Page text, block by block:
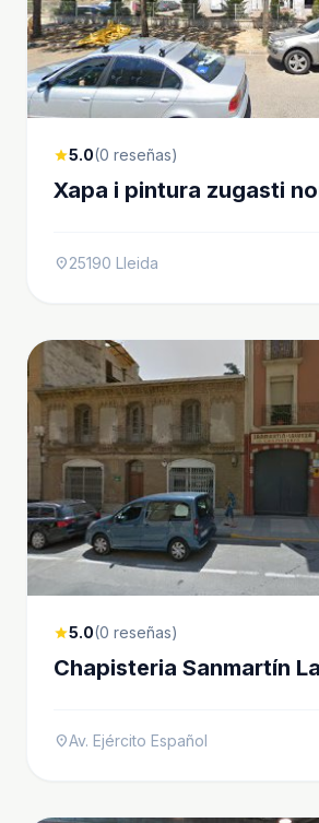
star5.0(0 reseñas)
Xapa i pintura zugasti
location_on25190 Lleida
star5.0(0 reseñas)
Chapisteria Sanmartín
location_onAv. Ejército Español